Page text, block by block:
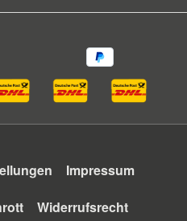
Impressum
Widerrufsrecht